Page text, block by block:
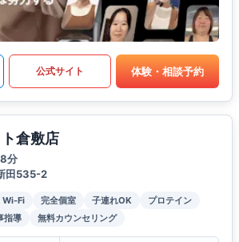
公式サイト 体験・相談予約
倉敷店
分
田535-2
Wi-Fi 完全個室 子連れOK
プロテイン
指導 無料カウンセリング